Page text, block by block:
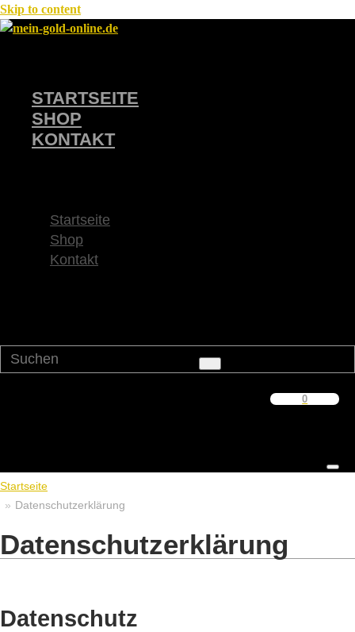
Skip to content
STARTSEITE
SHOP
KONTAKT
Startseite
Shop
Kontakt
0
Startseite
Datenschutzerklärung
Datenschutzerklärung
Datenschutz